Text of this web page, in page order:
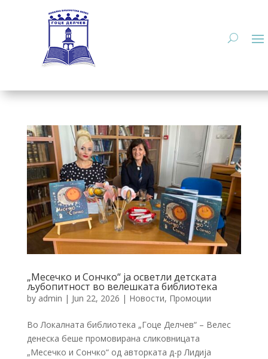
„Месечко и Сончко“ ја осветли детската
љубопитност во велешката библиотека
by admin | Jun 22, 2026 | Новости, Промоции
Во Локалната библиотека „Гоце Делчев“ – Велес
денеска беше промовирана сликовницата
„Месечко и Сончко“ од авторката д-р Лидија